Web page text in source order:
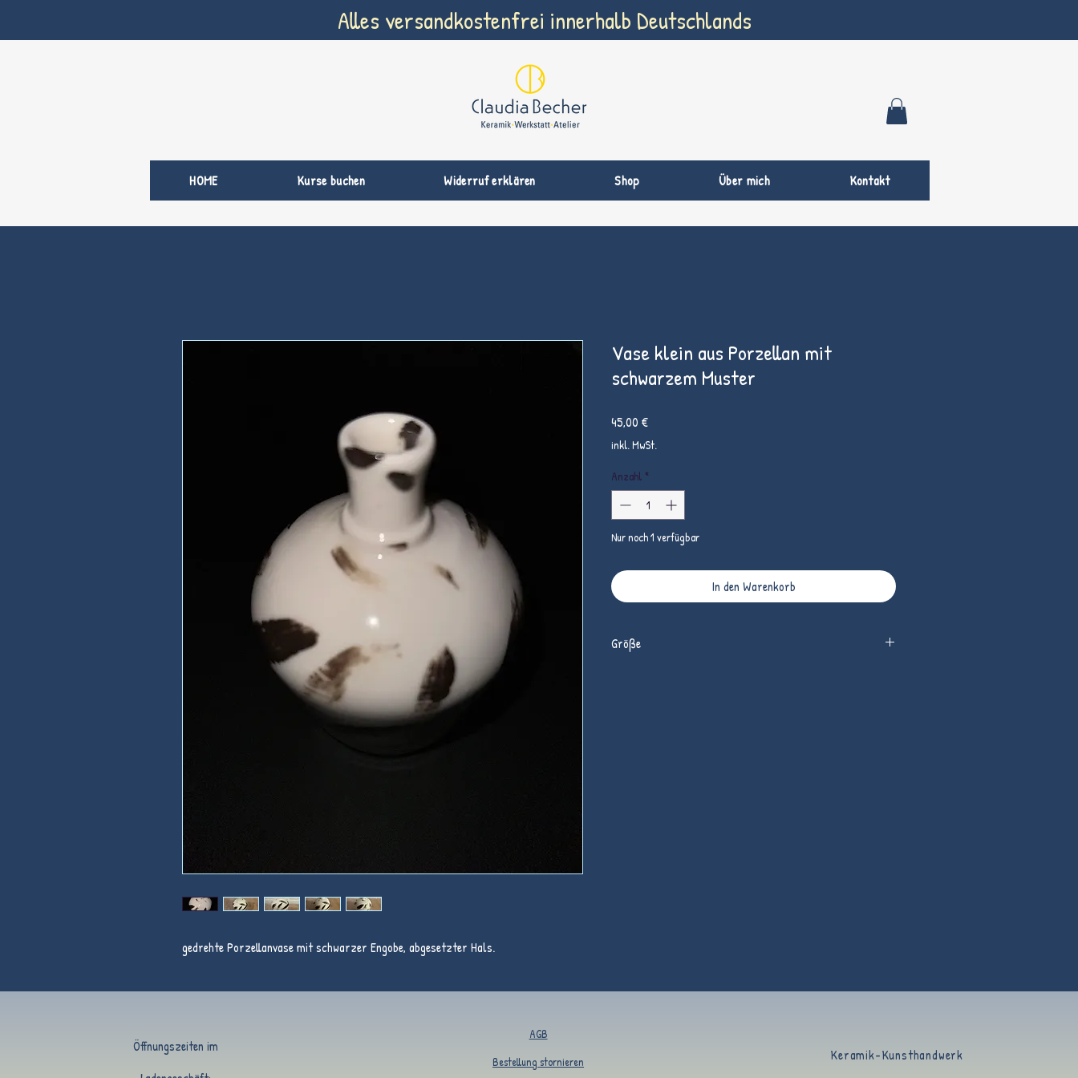
Alles versandkostenfrei innerhalb Deutschlands
HOME Kurse buchen Widerruf erklären Shop Über mich Kontakt
gedrehte Porzellanvase mit schwarzer Engobe, abgesetzter Hals.
Vase klein aus Porzellan mit
schwarzem Muster
45,00 €Preis
inkl. MwSt.
Anzahl *
Nur noch 1 verfügbar
In den Warenkorb
Größe
Öffnungszeiten im
AGB
Bestellung stornieren
Keramik-Kunsthandwerk